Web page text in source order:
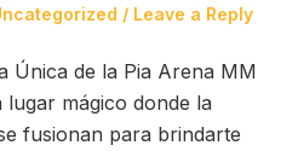
Leave a Reply
Única de la Pia Arena MM
mágico donde la
fusionan para brindarte